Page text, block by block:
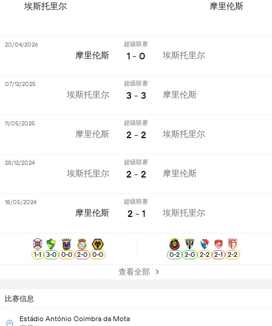
比赛信息
Estádio António Coimbra da Mota
埃斯托里尔 摩里伦斯
摩里伦斯
超级联赛
1 - 0 埃斯托里尔
20/04/2026
埃斯托里尔
超级联赛
3 - 3 摩里伦斯
07/12/2025
摩里伦斯
超级联赛
2 - 2 埃斯托里尔
11/05/2025
埃斯托里尔
超级联赛
2 - 2 摩里伦斯
28/12/2024
摩里伦斯
超级联赛
2 - 1 埃斯托里尔
18/05/2024
1-1 3-0 0-0 2-0 0-0 0-2 2-0 2-2 2-1 2-2
查看全部